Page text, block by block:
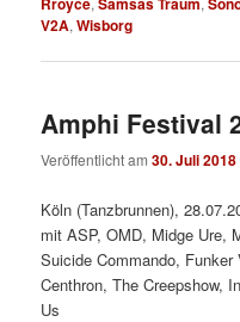
V2A,Wisborg
Amphi Festival
Veröffentlicht am30. Juli 2018
Köln (Tanzbrunnen),
mit ASP, OMD, Midge Ure,
Suicide Commando,
Centhron, The Creepshow,
Us